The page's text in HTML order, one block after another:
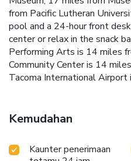
from Pacific Lutheran
pool and a 24-hour front
center or relax in the snack
Performing Arts is 14 miles
Community Center is 14
Tacoma International Airport
Kemudahan
Kaunter penerimaan